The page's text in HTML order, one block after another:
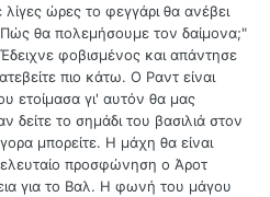
ώρες το φεγγάρι θα ανέβει
θα πολεμήσουμε τον δαίμονα;"
φοβισμένος και απάντησε
πιο κάτω. Ο Ραντ είναι
ετοίμασα γι' αυτόν θα μας
το σημάδι του βασιλιά στον
μπορείτε. Η μάχη θα είναι
προσφώνηση ο Άροτ
για το Βαλ. Η φωνή του μάγου